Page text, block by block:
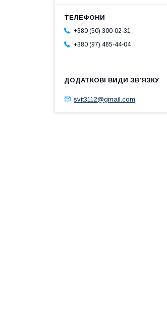
+380 (50) 300-02-31
+380 (97) 465-44-04
svit3112@gmail.com